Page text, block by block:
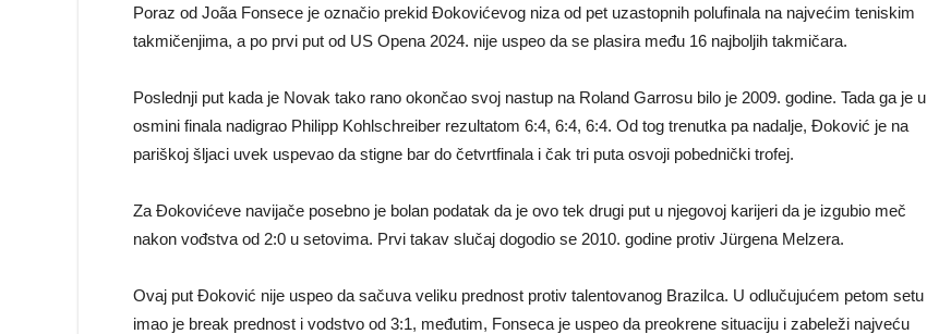
Poraz od Joãa Fonsece je označio prekid Đokovićevog niza od pet uzastopnih polufinala na najvećim teniskim
takmičenjima, a po prvi put od US Opena 2024. nije uspeo da se plasira među 16 najboljih takmičara.
Poslednji put kada je Novak tako rano okončao svoj nastup na Roland Garrosu bilo je 2009. godine. Tada ga je u
osmini finala nadigrao Philipp Kohlschreiber rezultatom 6:4, 6:4, 6:4. Od tog trenutka pa nadalje, Đoković je na
pariškoj šljaci uvek uspevao da stigne bar do četvrtfinala i čak tri puta osvoji pobednički trofej.
Za Đokovićeve navijače posebno je bolan podatak da je ovo tek drugi put u njegovoj karijeri da je izgubio meč
nakon vođstva od 2:0 u setovima. Prvi takav slučaj dogodio se 2010. godine protiv Jürgena Melzera.
Ovaj put Đoković nije uspeo da sačuva veliku prednost protiv talentovanog Brazilca. U odlučujućem petom setu
imao je break prednost i vodstvo od 3:1, međutim, Fonseca je uspeo da preokrene situaciju i zabeleži najveću